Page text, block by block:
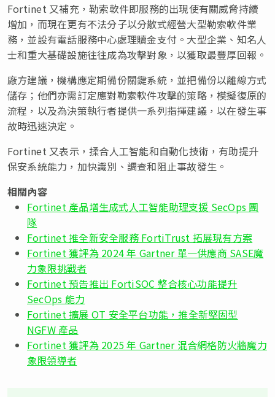
Fortinet 又補充，勒索軟件即服務的出現使有關威脅持續
增加，而現在更有不法分子以分散式經營大型勒索軟件業
務，並設有電話服務中心處理贖金支付。大型企業、知名人
士和重大基礎設施往往成為攻擊對象，以獲取最豐厚回報。
廠方建議，機構應定期備份關鍵系統，並把備份以離線方式
儲存；他們亦需訂定應對勒索軟件攻擊的策略，模擬復原的
流程，以及為決策執行者提供一系列指揮建議，以在發生事
故時迅速決定。
Fortinet 又表示，揉合人工智能和自動化技術，有助提升
保安系統能力，加快識別、調查和阻止事故發生。
相關內容
Fortinet 產品增生成式人工智能助理支援 SecOps 團
隊
Fortinet 推全新安全服務 FortiTrust 拓展現有方案
Fortinet 獲評為 2024 年 Gartner 單一供應商 SASE魔
力象限挑戰者
Fortinet 預告推出 FortiSOC 整合核心功能提升
SecOps 能力
Fortinet 擴展 OT 安全平台功能，推全新堅固型
NGFW 產品
Fortinet 獲評為 2025 年 Gartner 混合網格防火牆魔力
象限領導者